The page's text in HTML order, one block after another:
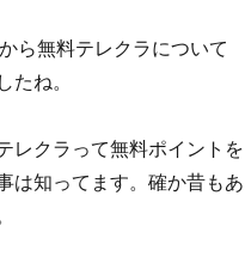
ら無料テレクラについて
ね。
レクラって無料ポイントを
は知ってます。確か昔もあ